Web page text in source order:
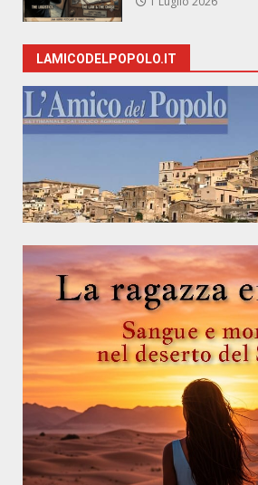
LAMICODELPOPOLO.IT